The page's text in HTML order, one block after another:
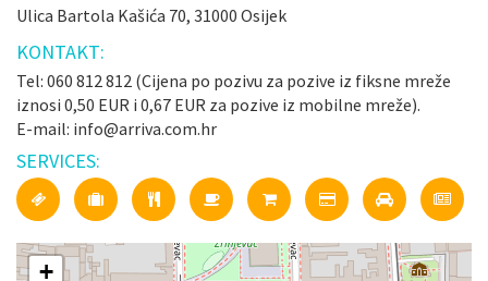
Ulica Bartola Kašića 70, 31000 Osijek
KONTAKT:
Tel: 060 812 812 (Cijena po pozivu za pozive iz fiksne mreže
iznosi 0,50 EUR i 0,67 EUR za pozive iz mobilne mreže).
E-mail: info@arriva.com.hr
SERVICES:
+